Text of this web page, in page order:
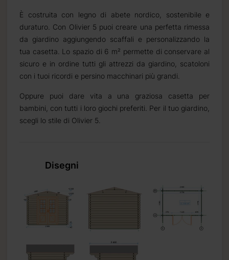
È costruita con legno di abete nordico, sostenibile e
duraturo. Con Olivier 5 puoi creare una perfetta rimessa
da giardino aggiungendo scaffali e personalizzando la
tua casetta. Lo spazio di 6 m² permette di conservare al
sicuro e in ordine tutti gli attrezzi da giardino, scatoloni
con i tuoi ricordi e persino macchinari più grandi.
Oppure puoi dare vita a una graziosa casetta per
bambini, con tutti i loro giochi preferiti. Per il tuo giardino,
scegli lo stile di Olivier 5.
Disegni